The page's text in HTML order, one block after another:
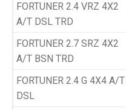
FORTUNER 2.4 VRZ 4X2
A/T DSL TRD
FORTUNER 2.7 SRZ 4X2
A/T BSN TRD
FORTUNER 2.4 G 4X4 A/T
DSL